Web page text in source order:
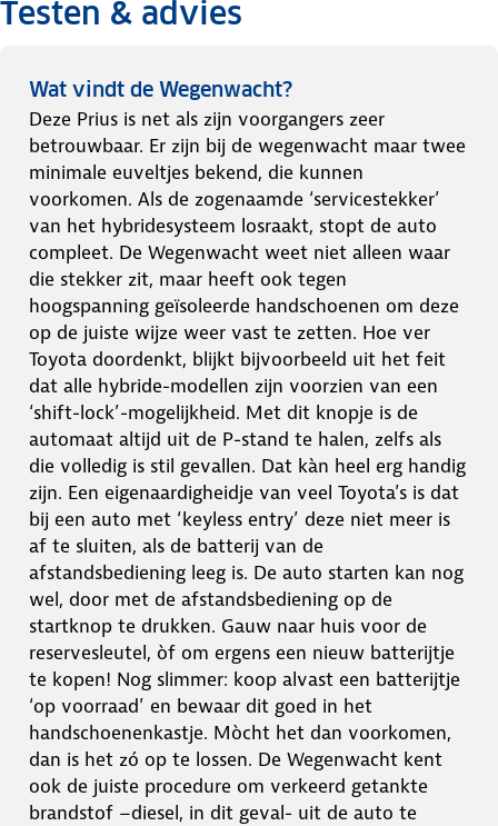
Testen & advies
Wat vindt de Wegenwacht?
Deze Prius is net als zijn voorgangers zeer
betrouwbaar. Er zijn bij de wegenwacht maar twee
minimale euveltjes bekend, die kunnen
voorkomen. Als de zogenaamde ‘servicestekker’
van het hybridesysteem losraakt, stopt de auto
compleet. De Wegenwacht weet niet alleen waar
die stekker zit, maar heeft ook tegen
hoogspanning geïsoleerde handschoenen om deze
op de juiste wijze weer vast te zetten. Hoe ver
Toyota doordenkt, blijkt bijvoorbeeld uit het feit
dat alle hybride-modellen zijn voorzien van een
‘shift-lock’-mogelijkheid. Met dit knopje is de
automaat altijd uit de P-stand te halen, zelfs als
die volledig is stil gevallen. Dat kàn heel erg handig
zijn. Een eigenaardigheidje van veel Toyota’s is dat
bij een auto met ‘keyless entry’ deze niet meer is
af te sluiten, als de batterij van de
afstandsbediening leeg is. De auto starten kan nog
wel, door met de afstandsbediening op de
startknop te drukken. Gauw naar huis voor de
reservesleutel, òf om ergens een nieuw batterijtje
te kopen! Nog slimmer: koop alvast een batterijtje
‘op voorraad’ en bewaar dit goed in het
handschoenenkastje. Mòcht het dan voorkomen,
dan is het zó op te lossen. De Wegenwacht kent
ook de juiste procedure om verkeerd getankte
brandstof –diesel, in dit geval- uit de auto te